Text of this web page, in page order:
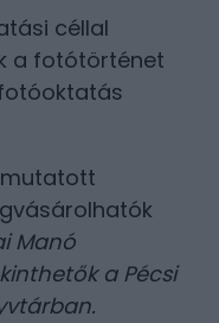
céllal
a fotótörténet
Manó
a Pécsi
.